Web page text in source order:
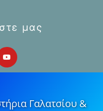
μας
Γαλατσίου &